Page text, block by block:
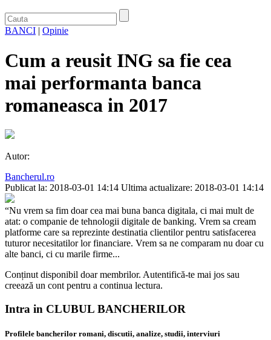
BANCI | Opinie
Cum a reusit ING sa fie cea
mai performanta banca
romaneasca in 2017
Autor:
Bancherul.ro
Publicat la: 2018-03-01 14:14 Ultima actualizare: 2018-03-01 14:14
“Nu vrem sa fim doar cea mai buna banca digitala, ci mai mult de
atat: o companie de tehnologii digitale de banking. Vrem sa cream
platforme care sa reprezinte destinatia clientilor pentru satisfacerea
tuturor necesitatilor lor financiare. Vrem sa ne comparam nu doar cu
alte banci, ci cu marile firme...
Conținut disponibil doar membrilor. Autentifică-te mai jos sau
creează un cont pentru a continua lectura.
Intra in CLUBUL BANCHERILOR
Profilele bancherilor romani, discutii, analize, studii, interviuri